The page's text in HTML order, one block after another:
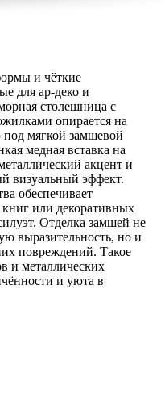
и чёткие
для ар-деко и
столешница с
опирается на
мягкой замшевой
медная вставка на
акцент и
визуальный эффект.
обеспечивает
или декоративных
Отделка замшей не
выразительность, но и
повреждений. Такое
и металлических
и уюта в